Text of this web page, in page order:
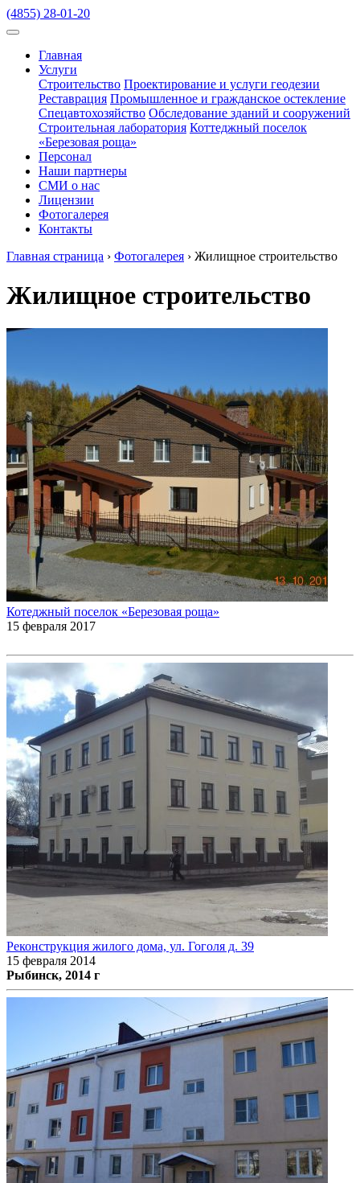
(4855) 28-01-20
Главная
Услуги
Строительство Проектирование и услуги геодезии
Реставрация Промышленное и гражданское остекление
Спецавтохозяйство Обследование зданий и сооружений
Строительная лаборатория Коттеджный поселок
«Березовая роща»
Персонал
Наши партнеры
СМИ о нас
Лицензии
Фотогалерея
Контакты
Главная страница › Фотогалерея › Жилищное строительство
Жилищное строительство
Котеджный поселок «Березовая роща»
15 февраля 2017
Реконструкция жилого дома, ул. Гоголя д. 39
15 февраля 2014
Рыбинск, 2014 г